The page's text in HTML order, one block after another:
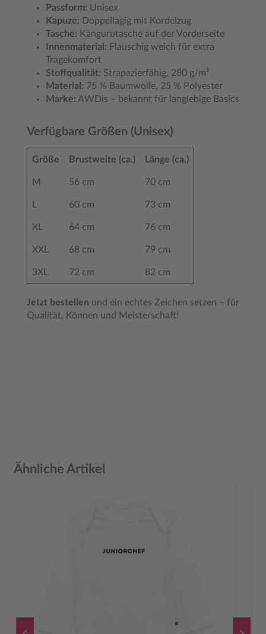
Passform: Unisex
Kapuze: Doppellagig mit Kordelzug
Tasche: Kängurutasche auf der Vorderseite
Innenmaterial: Flauschig weich für extra
Tragekomfort
Stoffqualität: Strapazierfähig, 280 g/m²
Material: 75 % Baumwolle, 25 % Polyester
Marke: AWDis – bekannt für langlebige Basics
Verfügbare Größen (Unisex)
Größe Brustweite (ca.) Länge (ca.)
M 56 cm 70 cm
60 cm 73 cm
XL 64 cm 76 cm
XXL 68 cm 79 cm
3XL 72 cm 82 cm
Jetzt bestellen und ein echtes Zeichen setzen – für
Qualität, Können und Meisterschaft!
Produktgalerie überspringen
Ähnliche Artikel